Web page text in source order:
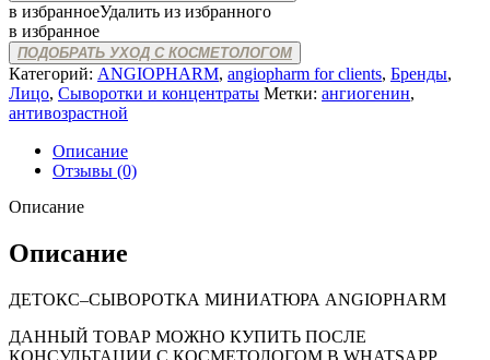
в избранноеУдалить из избранного
в избранное
ПОДОБРАТЬ УХОД С КОСМЕТОЛОГОМ
Категорий: ANGIOPHARM, angiopharm for clients, Бренды,
Лицо, Сыворотки и концентраты Метки: ангиогенин,
антивозрастной
Описание
Отзывы (0)
Описание
Описание
ДЕТОКС–СЫВОРОТКА МИНИАТЮРА ANGIOPHARM
ДАННЫЙ ТОВАР МОЖНО КУПИТЬ ПОСЛЕ
КОНСУЛЬТАЦИИ С КОСМЕТОЛОГОМ В WHATSAPP